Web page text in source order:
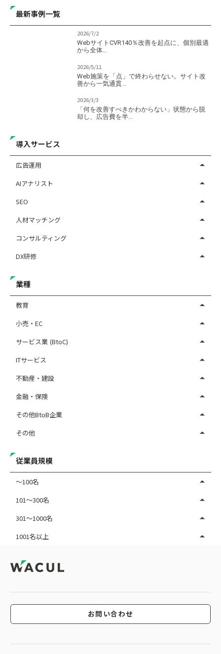
最新事例一覧
2026/7/2
WebサイトCVR140％改善を起点に、個別最適
から全体...
2026/5/11
Web施策を「点」で終わらせない。サイト改
善から一気通貫...
2026/3/3
「何を改善すべきかわからない」状態から脱
却し、広告費を半...
導入サービス
広告運用
AIアナリスト
SEO
人材マッチング
コンサルティング
DX研修
業種
教育
小売・EC
サービス業 (BtoC)
ITサービス
不動産・建設
金融・保険
その他BtoB企業
その他
従業員規模
～100名
101～300名
301～1000名
1001名以上
お問い合わせ